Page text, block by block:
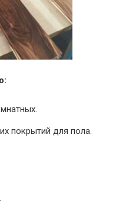
покрытий для пола.